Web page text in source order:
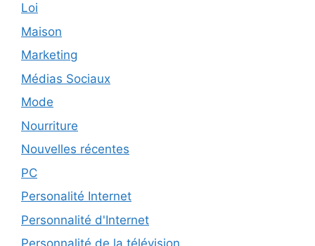
Loi
Maison
Marketing
Médias Sociaux
Mode
Nourriture
Nouvelles récentes
PC
Personalité Internet
Personnalité d'Internet